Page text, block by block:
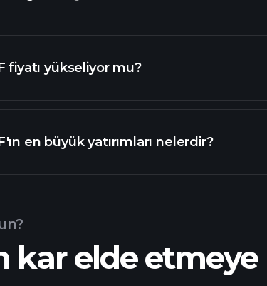
fiyatı yükseliyor mu?
en büyük yatırımları nelerdir?
kar elde etmeye